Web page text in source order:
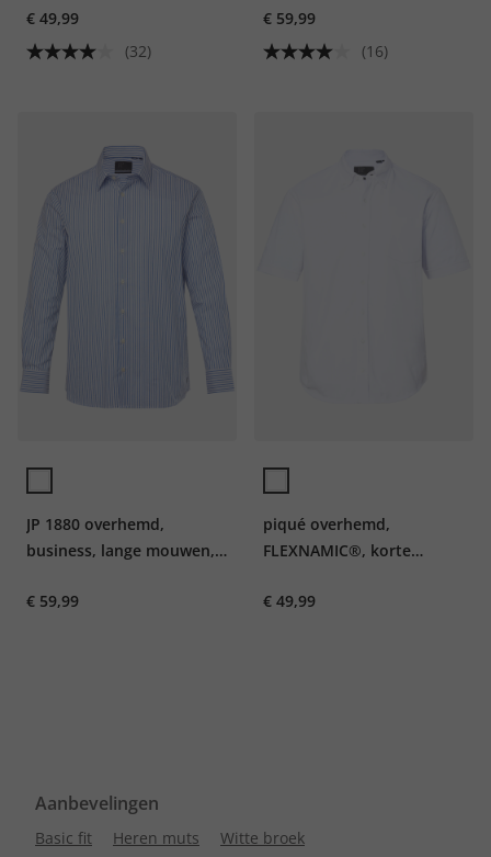
€ 49,99
(32)
€ 59,99
(16)
JP 1880 overhemd,
business, lange mouwen,
kentkraag, Comfort Fit, tot
€ 59,99
piqué overhemd,
FLEXNAMIC®, korte
moderne pasvorm, tot 8XL
€ 49,99
Aanbevelingen
Basic fit Heren muts
Witte broek